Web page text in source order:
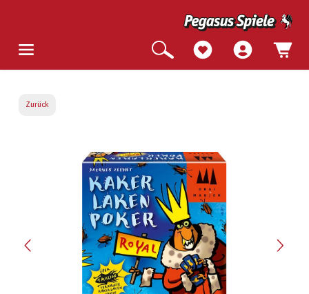
Zurück
Bildergalerie überspringen